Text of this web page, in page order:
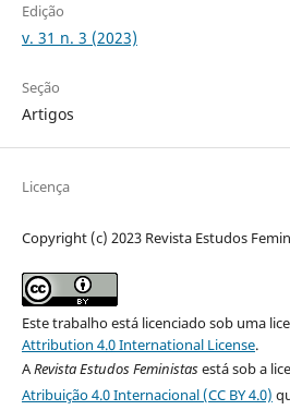
Edição
v. 31 n. 3 (2023)
Seção
Artigos
Licença
Copyright (c) 2023 Revista Estudos
Este trabalho está licenciado sob uma
Attribution 4.0 International License.
ARevista Estudos Feministasestá sob a
Atribuição 4.0 Internacional (CC BY 4.0)